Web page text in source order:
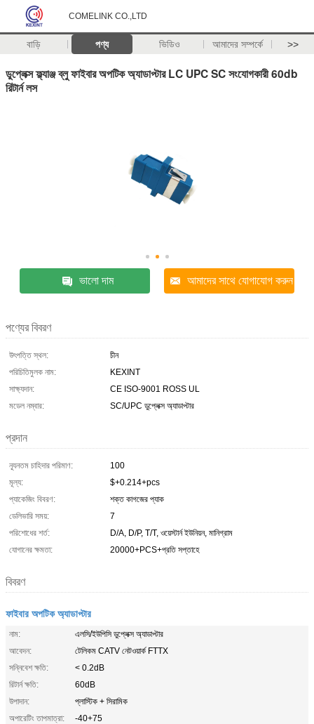
COMELINK CO.,LTD
বাড়ি পণ্য ভিডিও আমাদের সম্পর্কে >>
ডুপ্লেক্স ফ্ল্যাঞ্জ ব্লু ফাইবার অপটিক অ্যাডাপ্টার LC UPC SC সংযোগকারী 60db
রিটার্ন লস
ভালো দাম আমাদের সাথে যোগাযোগ করুন
পণ্যের বিবরণ
উৎপত্তি স্থল:
চীন
পরিচিতিমুলক নাম:
KEXINT
সাক্ষ্যদান:
CE ISO-9001 ROSS UL
মডেল নম্বার:
SC/UPC ডুপ্লেক্স অ্যাডাপ্টার
প্রদান
ন্যূনতম চাহিদার পরিমাণ:
100
মূল্য:
$+0.214+pcs
প্যাকেজিং বিবরণ:
শক্ত কাগজের প্যাক
ডেলিভারি সময়:
7
পরিশোধের শর্ত:
D/A, D/P, T/T, ওয়েস্টার্ন ইউনিয়ন, মানিগ্রাম
যোগানের ক্ষমতা:
20000+PCS+প্রতি সপ্তাহে
বিবরণ
ফাইবার অপটিক অ্যাডাপ্টার
নাম:
এলসি/ইউপিসি ডুপ্লেক্স অ্যাডাপ্টার
আবেদন:
টেলিকম CATV নেটওয়ার্ক FTTX
সন্নিবেশ ক্ষতি:
< 0.2dB
রিটার্ন ক্ষতি:
60dB
উপাদান:
প্লাস্টিক + সিরামিক
অপারেটিং তাপমাত্রা:
-40+75